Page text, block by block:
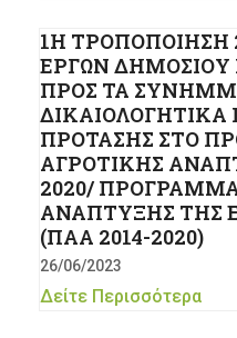
1Η
ΕΡΓΩΝ
ΠΡΟΣ ΤΑ
ΠΡΟΤΑΣΗΣ ΣΤΟ
ΑΓΡΟΤΙΚΗΣ
2020/
ΑΝΑΠΤΥΞΗΣ ΤΗΣ
(ΠΑΑ 2014-2020)
26/06/2023
Δείτε Περισσότερα